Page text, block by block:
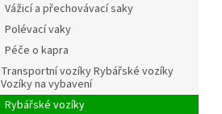
Vážicí a přechovávací saky
Polévací vaky
Péče o kapra
Transportní vozíky Rybářské vozíky
Vozíky na vybavení
Rybářské vozíky